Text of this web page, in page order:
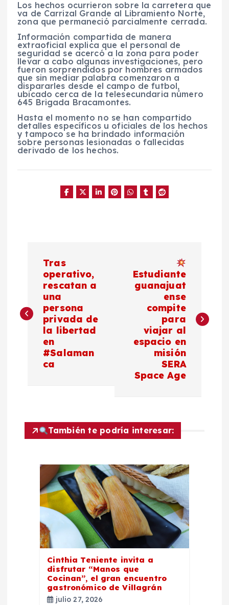
Los hechos ocurrieron sobre la carretera que
va de Carrizal Grande al Libramiento Norte,
zona que permaneció parcialmente cerrada.
Información compartida de manera
extraoficial explica que el personal de
seguridad se acercó a la zona para poder
llevar a cabo algunas investigaciones, pero
fueron sorprendidos por hombres armados
que sin mediar palabra comenzaron a
dispararles desde el campo de futbol,
ubicado cerca de la telesecundaria número
645 Brigada Bracamontes.
Hasta el momento no se han compartido
detalles específicos u oficiales de los hechos
y tampoco se ha brindado información
sobre personas lesionadas o fallecidas
derivado de los hechos.
v
e
Tras
operativo,
rescatan a
una
persona
privada de
la libertad
en
#Salaman
ca
Estudiante
guanajuat
ense
compite
para
viajar al
espacio en
misión
SERA
Space Age
También te podría interesar:
Cinthia Teniente invita a
disfrutar “Manos que
Cocinan”, el gran encuentro
gastronómico de Villagrán
julio 27, 2026